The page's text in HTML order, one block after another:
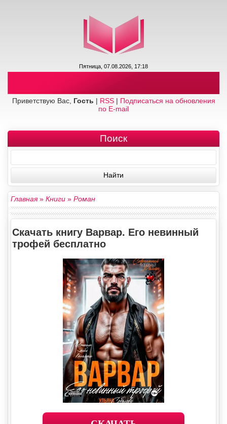
Пятница, 07.08.2026, 17:18
Приветствую Вас, Гость | RSS| Подписаться на обновления
по E-mail
Поиск
Главная» Книги » Роман
Скачать книгу Варвар. Его невинный
трофей бесплатно